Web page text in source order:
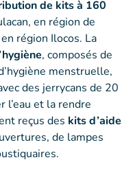
de kits à 160
en région de
région Ilocos. La
, composés de
menstruelle,
des jerrycans de 20
l’eau et la rendre
reçus des kits d’aide
de lampes